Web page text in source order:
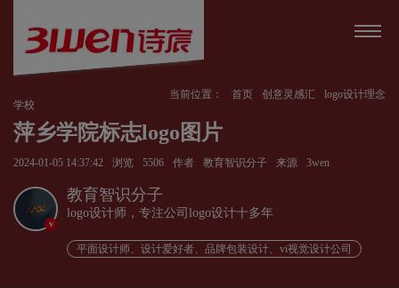
当前位置： 首页 创意灵感汇
logo设计理念
学校
萍乡学院标志logo图片
2024-01-05 14:37:42 浏览 5506 作者 教育智识分子 来源 3wen
v
教育智识分子
logo设计师，专注公司logo设计十多年
平面设计师、设计爱好者、品牌包装设计、vi视觉设计公司